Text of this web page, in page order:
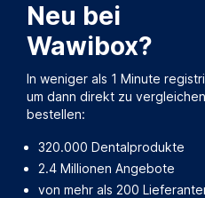
Neu bei
Wawibox?
In weniger als 1 Minute
um dann direkt zu
bestellen:
320.000 Dentalprodukte
2.4 Millionen Angebote
von mehr als 200